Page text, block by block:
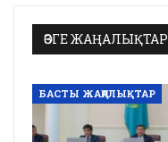
ӨЗГЕ ЖАҢАЛЫҚТАР
БАСТЫ ЖАҢАЛЫҚТАР